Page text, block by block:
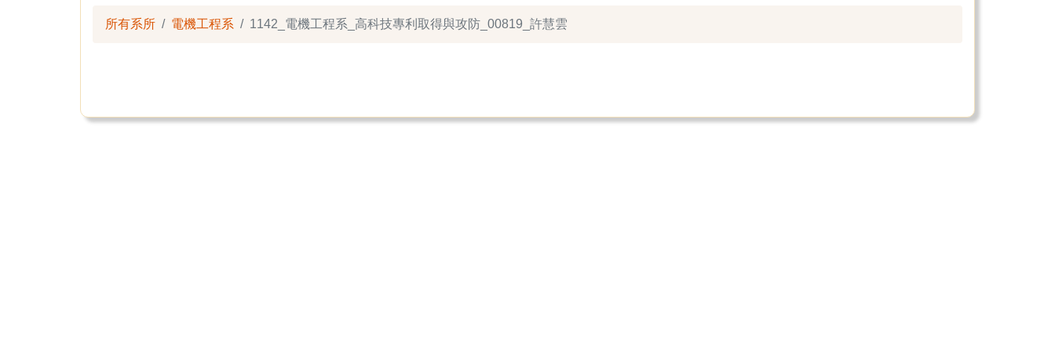
所有系所 電機工程系 1142_電機工程系_高科技專利取得與攻防_00819_許慧雲